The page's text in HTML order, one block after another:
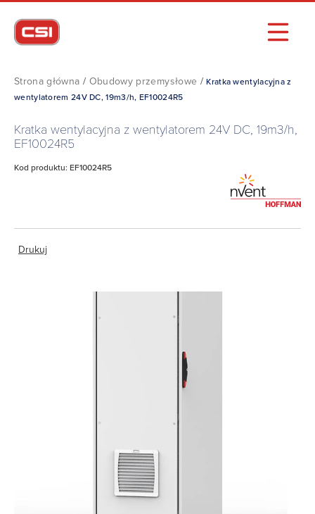
Strona główna / Obudowy przemysłowe /Kratka wentylacyjna z
wentylatorem 24V DC, 19m3/h, EF10024R5
Kratka wentylacyjna z wentylatorem 24V DC, 19m3/h,
EF10024R5
Kod produktu: EF10024R5
Drukuj